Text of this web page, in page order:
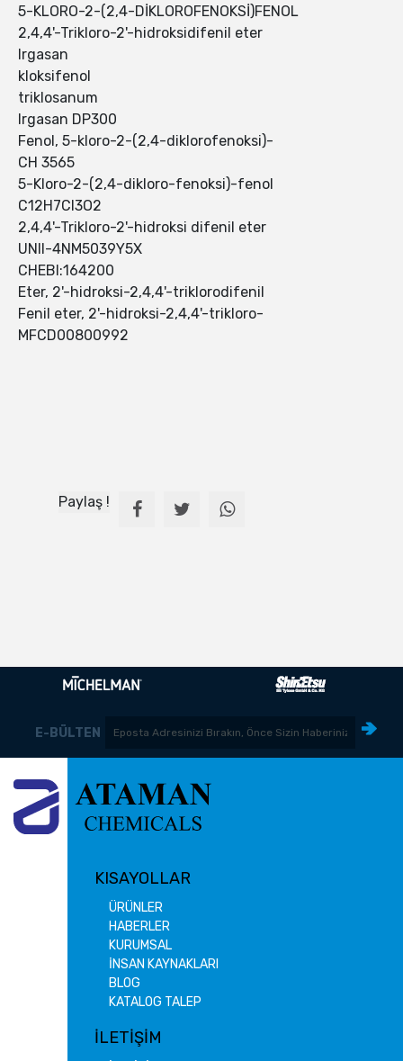
5-KLORO-2-(2,4-DİKLOROFENOKSİ)FENOL
2,4,4'-Trikloro-2'-hidroksidifenil eter
Irgasan
kloksifenol
triklosanum
Irgasan DP300
Fenol, 5-kloro-2-(2,4-diklorofenoksi)-
CH 3565
5-Kloro-2-(2,4-dikloro-fenoksi)-fenol
C12H7Cl3O2
2,4,4'-Trikloro-2'-hidroksi difenil eter
UNII-4NM5039Y5X
CHEBI:164200
Eter, 2'-hidroksi-2,4,4'-triklorodifenil
Fenil eter, 2'-hidroksi-2,4,4'-trikloro-
MFCD00800992
Paylaş !
E-BÜLTEN
KISAYOLLAR
ÜRÜNLER
HABERLER
KURUMSAL
İNSAN KAYNAKLARI
BLOG
KATALOG TALEP
İLETİŞİM